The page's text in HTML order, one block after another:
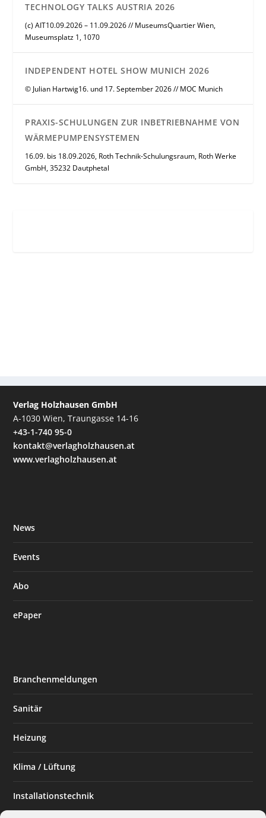
TECHNOLOGY TALKS AUSTRIA 2026
(c) AIT10.09.2026 – 11.09.2026 // MuseumsQuartier Wien,
Museumsplatz 1, 1070
INDEPENDENT HOTEL SHOW MUNICH 2026
© Julian Hartwig16. und 17. September 2026 // MOC Munich
PRAXIS-SCHULUNGEN ZUR INBETRIEBNAHME VON
WÄRMEPUMPENSYSTEMEN
16.09. bis 18.09.2026, Roth Technik-Schulungsraum, Roth Werke
GmbH, 35232 Dautphetal
Verlag Holzhausen GmbH
A-1030 Wien, Traungasse 14-16
+43-1-740 95-0
kontakt@verlagholzhausen.at
www.verlagholzhausen.at
News
Events
Abo
ePaper
Branchenmeldungen
Sanitär
Heizung
Klima / Lüftung
Installationstechnik